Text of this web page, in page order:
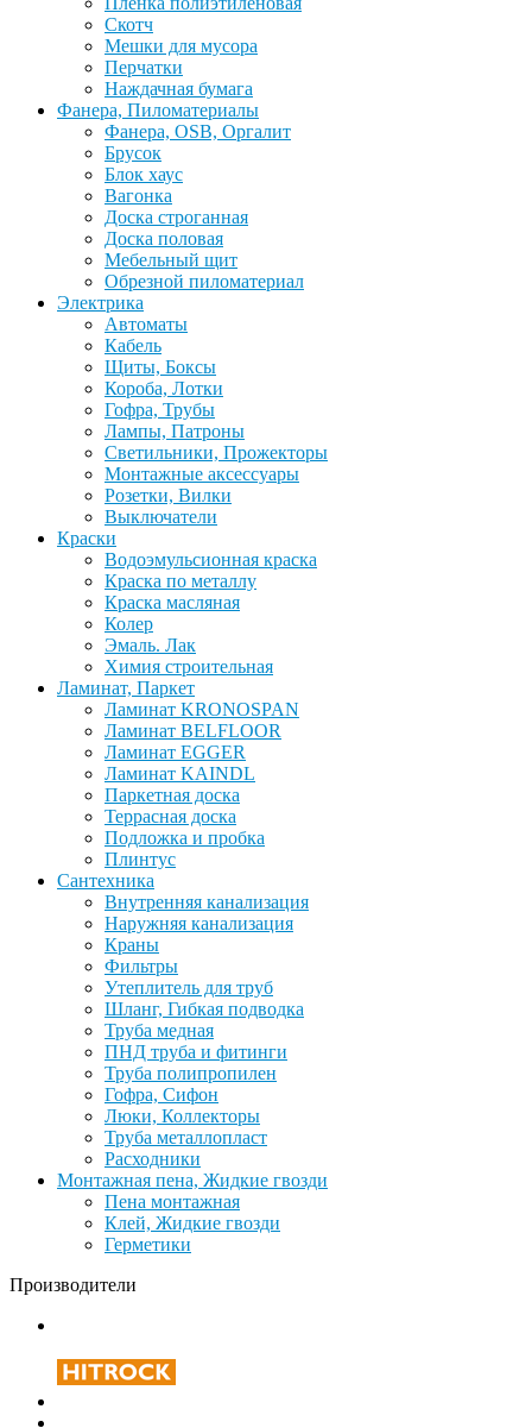
Скотч
Мешки для мусора
Перчатки
Наждачная бумага
Фанера, Пиломатериалы
Фанера, OSB, Оргалит
Брусок
Блок хаус
Вагонка
Доска строганная
Доска половая
Мебельный щит
Обрезной пиломатериал
Электрика
Автоматы
Кабель
Щиты, Боксы
Короба, Лотки
Гофра, Трубы
Лампы, Патроны
Светильники, Прожекторы
Монтажные аксессуары
Розетки, Вилки
Выключатели
Краски
Водоэмульсионная краска
Краска по металлу
Краска масляная
Колер
Эмаль. Лак
Химия строительная
Ламинат, Паркет
Ламинат KRONOSPAN
Ламинат BELFLOOR
Ламинат EGGER
Ламинат KAINDL
Паркетная доска
Террасная доска
Подложка и пробка
Плинтус
Сантехника
Внутренняя канализация
Наружняя канализация
Краны
Фильтры
Утеплитель для труб
Шланг, Гибкая подводка
Труба медная
ПНД труба и фитинги
Труба полипропилен
Гофра, Сифон
Люки, Коллекторы
Труба металлопласт
Расходники
Монтажная пена, Жидкие гвозди
Пена монтажная
Клей, Жидкие гвозди
Герметики
Производители